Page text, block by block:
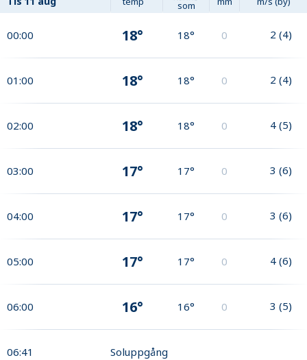
som
00:00 18° 18° 0 2 (4)
01:00 18° 18° 0 2 (4)
02:00 18° 18° 0 4 (5)
03:00 17° 17° 0 3 (6)
04:00 17° 17° 0 3 (6)
05:00 17° 17° 0 4 (6)
06:00 16° 16° 0 3 (5)
06:41 Soluppgång